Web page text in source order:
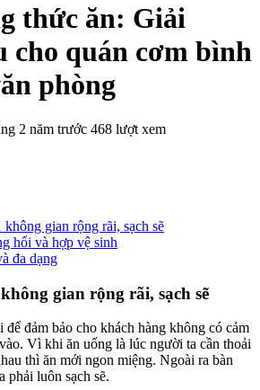
thức ăn: Giải
cho quán cơm bình
phòng
2 năm trước 468 lượt xem
không gian rộng rãi, sạch sẽ
hổi và hợp vệ sinh
đa dạng
gian rộng rãi, sạch sẽ
đảm bảo cho khách hàng không có cảm
Vì khi ăn uống là lúc người ta cần thoải
thì ăn mới ngon miệng. Ngoài ra bàn
phải luôn sạch sẽ.